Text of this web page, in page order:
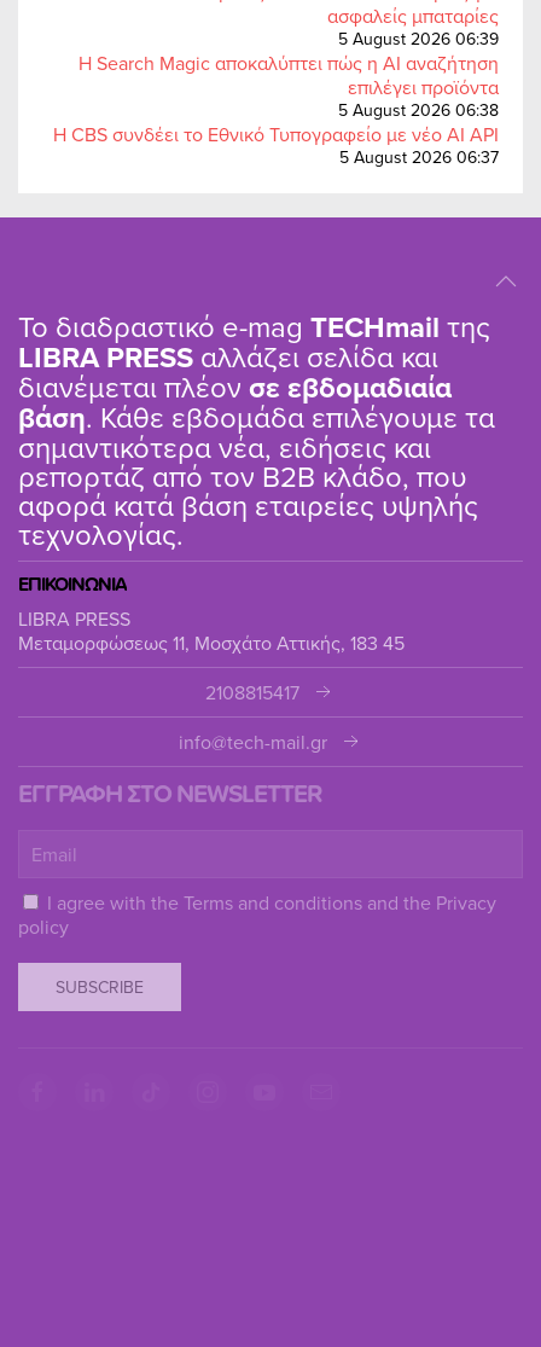
ασφαλείς μπαταρίες
5 August 2026 06:39
Η Search Magic αποκαλύπτει πώς η AI αναζήτηση
επιλέγει προϊόντα
5 August 2026 06:38
Η CBS συνδέει το Εθνικό Τυπογραφείο με νέο AI API
5 August 2026 06:37
Το διαδραστικό e-mag TΕCHmail της
LIBRA PRESS αλλάζει σελίδα και
διανέμεται πλέον σε εβδομαδιαία
βάση. Κάθε εβδομάδα επιλέγουμε τα
σημαντικότερα νέα, ειδήσεις και
ρεπορτάζ από τον B2B κλάδο, που
αφορά κατά βάση εταιρείες υψηλής
τεχνολογίας.
ΕΠΙΚΟΙΝΩΝΙΑ
LIBRA PRESS
Μεταμορφώσεως 11, Μοσχάτο Αττικής, 183 45
2108815417
info@tech-mail.gr
ΕΓΓΡΑΦΗ ΣΤΟ NEWSLETTER
I agree with the Terms and conditions and the Privacy
policy
SUBSCRIBE